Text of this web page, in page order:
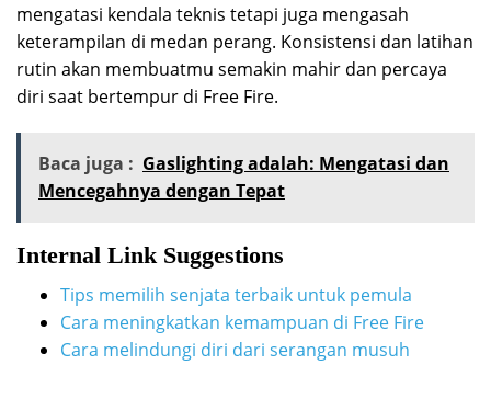
mengatasi kendala teknis tetapi juga mengasah
keterampilan di medan perang. Konsistensi dan latihan
rutin akan membuatmu semakin mahir dan percaya
diri saat bertempur di Free Fire.
Baca juga : Gaslighting adalah: Mengatasi dan
Mencegahnya dengan Tepat
Internal Link Suggestions
Tips memilih senjata terbaik untuk pemula
Cara meningkatkan kemampuan di Free Fire
Cara melindungi diri dari serangan musuh